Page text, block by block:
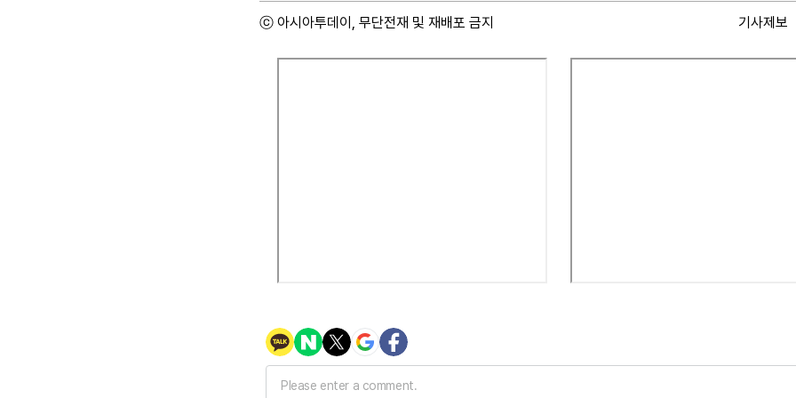
ⓒ 아시아투데이, 무단전재 및 재배포 금지 기사제보